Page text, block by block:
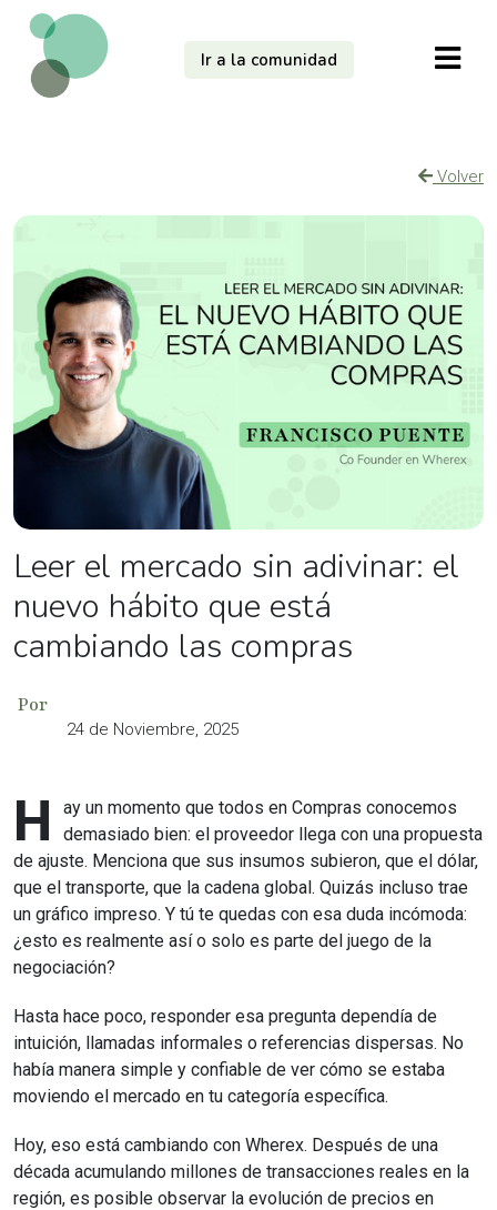
Ir a la comunidad
Volver
Leer el mercado sin adivinar: el
nuevo hábito que está
cambiando las compras
Por
24 de Noviembre, 2025
H
ay un momento que todos en Compras conocemos
demasiado bien: el proveedor llega con una propuesta
de ajuste. Menciona que sus insumos subieron, que el dólar,
que el transporte, que la cadena global. Quizás incluso trae
un gráfico impreso. Y tú te quedas con esa duda incómoda:
¿esto es realmente así o solo es parte del juego de la
negociación?
Hasta hace poco, responder esa pregunta dependía de
intuición, llamadas informales o referencias dispersas. No
había manera simple y confiable de ver cómo se estaba
moviendo el mercado en tu categoría específica.
Hoy, eso está cambiando con Wherex. Después de una
década acumulando millones de transacciones reales en la
región, es posible observar la evolución de precios en